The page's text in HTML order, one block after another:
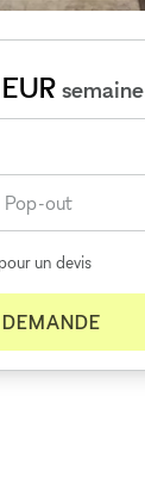
semaine
un devis